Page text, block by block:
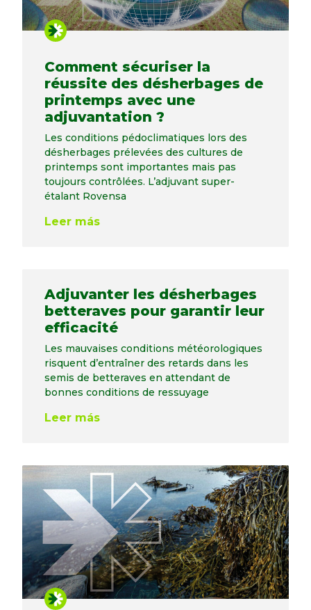
Comment sécuriser la
réussite des désherbages de
printemps avec une
adjuvantation ?
Les conditions pédoclimatiques lors des
désherbages prélevées des cultures de
printemps sont importantes mais pas
toujours contrôlées. L’adjuvant super-
étalant Rovensa
Leer más
Adjuvanter les désherbages
betteraves pour garantir leur
efficacité
Les mauvaises conditions météorologiques
risquent d’entraîner des retards dans les
semis de betteraves en attendant de
bonnes conditions de ressuyage
Leer más